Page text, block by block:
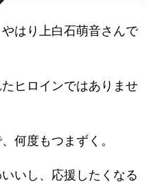
はり上白石萌音さんで
ヒロインではありませ
何度もつまずく。
いし、応援したくなる